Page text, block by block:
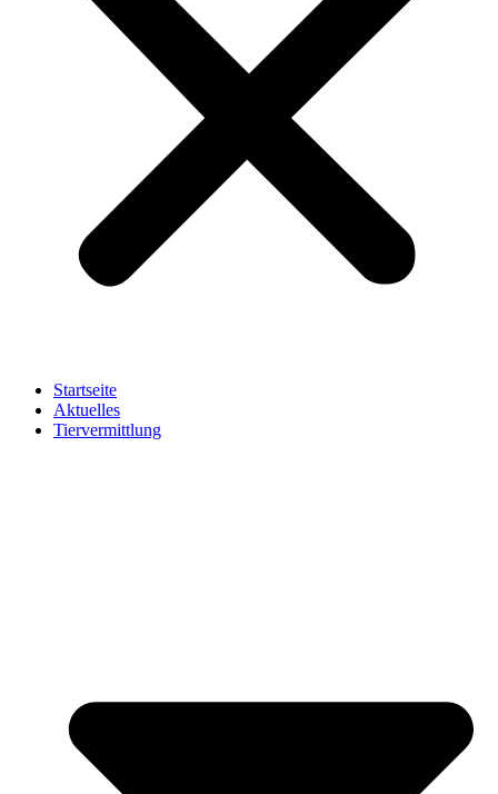
Startseite
Aktuelles
Tiervermittlung